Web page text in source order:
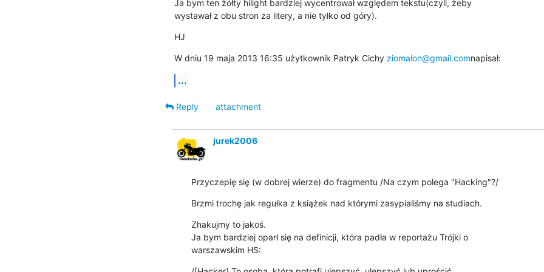
Ja bym ten żółty hilight bardziej wycentrował względem tekstu(czyli, żeby
wystawał z obu stron za litery, a nie tylko od góry).
HJ
W dniu 19 maja 2013 16:35 użytkownik Patryk Cichy ziomalon@gmail.comnapisał:
...
Reply
attachment
jurek2006
Przyczepię się (w dobrej wierze) do fragmentu /Na czym polega "Hacking"?/
Brzmi trochę jak regułka z książek nad którymi zasypialiśmy na studiach.
Zhakujmy to jakoś.
Ja bym bardziej oparł się na definicji, która padła w reportażu Trójki o
warszawskim HS: